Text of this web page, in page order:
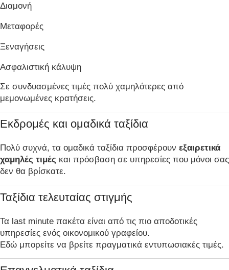
Διαμονή
Μεταφορές
Ξεναγήσεις
Ασφαλιστική κάλυψη
Σε συνδυασμένες τιμές πολύ χαμηλότερες από
μεμονωμένες κρατήσεις.
Εκδρομές και ομαδικά ταξίδια
Πολύ συχνά, τα ομαδικά ταξίδια προσφέρουν εξαιρετικά
χαμηλές τιμές και πρόσβαση σε υπηρεσίες που μόνοι σας
δεν θα βρίσκατε.
Ταξίδια τελευταίας στιγμής
Τα last minute πακέτα είναι από τις πιο αποδοτικές
υπηρεσίες ενός οικονομικού γραφείου.
Εδώ μπορείτε να βρείτε πραγματικά εντυπωσιακές τιμές.